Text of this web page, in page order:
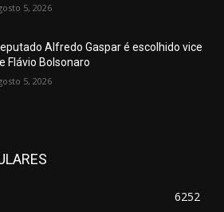
5, 2026
Alfredo Gaspar é escolhido vice
Flávio Bolsonaro
5, 2026
6252